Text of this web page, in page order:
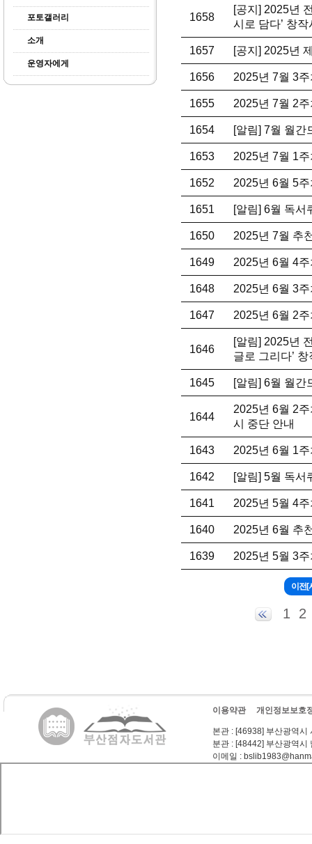
포토갤러리
소개
운영자에게
1658
[공지] 2025년
시로 담다’ 창
1657 [공지] 2025년
1656 2025년 7월 3
1655 2025년 7월 2
1654 [알림] 7월 월간
1653 2025년 7월 1
1652 2025년 6월 5
1651 [알림] 6월 독서
1650 2025년 7월 추
1649 2025년 6월 4
1648 2025년 6월 3
1647 2025년 6월 2
1646
[알림] 2025년
글로 그리다’
1645 [알림] 6월 월간
1644
2025년 6월 2
시 중단 안내
1643 2025년 6월 1
1642 [알림] 5월 독서
1641 2025년 5월 4
1640 2025년 6월 추
1639 2025년 5월 3
1 2
이용약관 개인정보보호
본관 : [46938] 부산광역시
분관 : [48442] 부산광역시
이메일 :